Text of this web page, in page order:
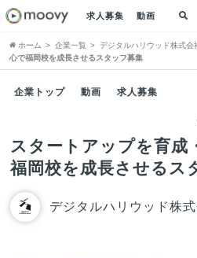
求人募集 動画
ホーム 企業一覧 デジタルハリウッド株式会
心で福岡校を成長させるスタッフ募集
企業トップ 動画 求人募集
スタートアップを育成
福岡校を成長させるス
デジタルハリウッド株